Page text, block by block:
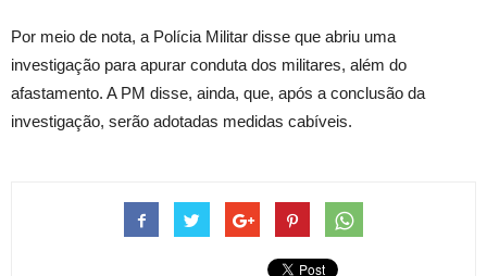
Por meio de nota, a Polícia Militar disse que abriu uma
investigação para apurar conduta dos militares, além do
afastamento. A PM disse, ainda, que, após a conclusão da
investigação, serão adotadas medidas cabíveis.